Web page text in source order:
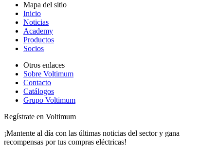
Mapa del sitio
Inicio
Noticias
Academy
Productos
Socios
Otros enlaces
Sobre Voltimum
Contacto
Catálogos
Grupo Voltimum
Regístrate en Voltimum
¡Mantente al día con las últimas noticias del sector y gana
recompensas por tus compras eléctricas!